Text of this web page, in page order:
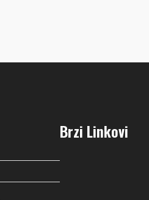
Brzi Linkovi